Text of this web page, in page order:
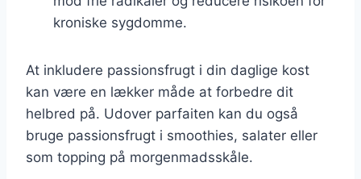
kroniske sygdomme.
At inkludere passionsfrugt i din daglige kost
kan være en lækker måde at forbedre dit
helbred på. Udover parfaiten kan du også
bruge passionsfrugt i smoothies, salater eller
som topping på morgenmadsskåle.